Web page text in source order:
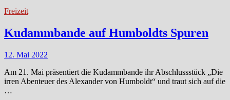
Freizeit
Kudammbande auf Humboldts Spuren
12. Mai 2022
Am 21. Mai präsentiert die Kudammbande ihr Abschlussstück „Die
irren Abenteuer des Alexander von Humboldt“ und traut sich auf die
…